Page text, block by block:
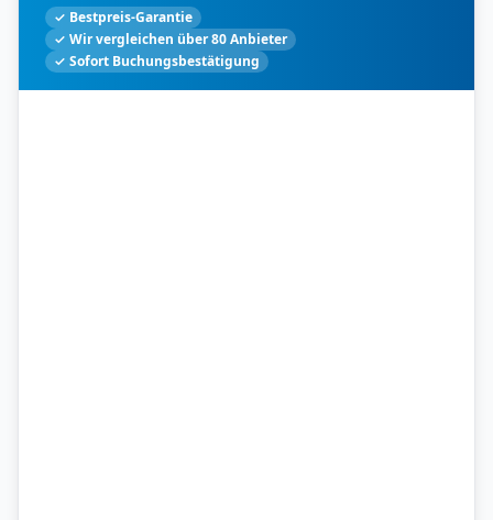
✓ Bestpreis-Garantie
✓ Wir vergleichen über 80 Anbieter
✓ Sofort Buchungsbestätigung